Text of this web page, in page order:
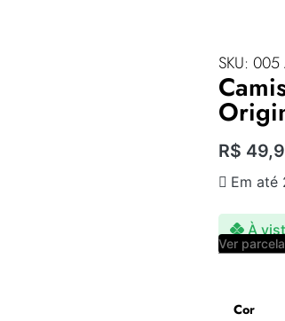
SKU:
R$
Em até
À
Ver
Cor